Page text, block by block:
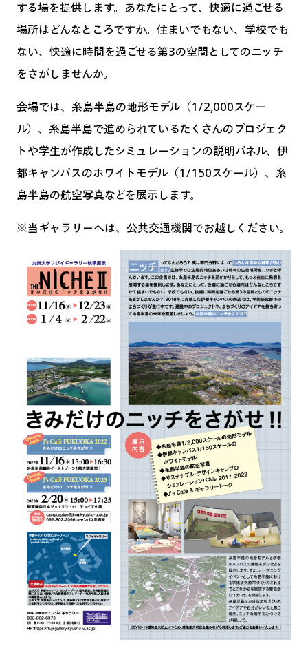
する場を提供します。あなたにとって、快適に過ごせる
場所はどんなところですか。住まいでもない、学校でも
ない、快適に時間を過ごせる第3の空間としてのニッチ
をさがしませんか。
会場では、糸島半島の地形モデル（1/2,000スケー
ル）、糸島半島で進められているたくさんのプロジェク
トや学生が作成したシミュレーションの説明パネル、伊
都キャンパスのホワイトモデル（1/150スケール）、糸
島半島の航空写真などを展示します。
※当ギャラリーへは、公共交通機関でお越しください。